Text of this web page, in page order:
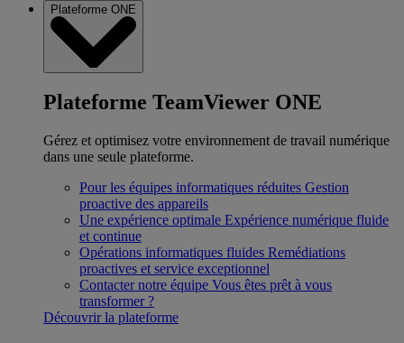
Plateforme ONE
Plateforme TeamViewer ONE
Gérez et optimisez votre environnement de travail numérique
dans une seule plateforme.
Pour les équipes informatiques réduites Gestion
proactive des appareils
Une expérience optimale Expérience numérique fluide
et continue
Opérations informatiques fluides Remédiations
proactives et service exceptionnel
Contacter notre équipe Vous êtes prêt à vous
transformer ?
Découvrir la plateforme